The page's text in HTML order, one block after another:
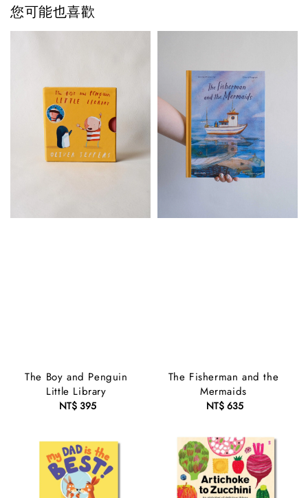
您可能也喜歡
The Boy and Penguin
Little Library
Regular
NT$ 395
The Fisherman and the
Mermaids
Regular
NT$ 635